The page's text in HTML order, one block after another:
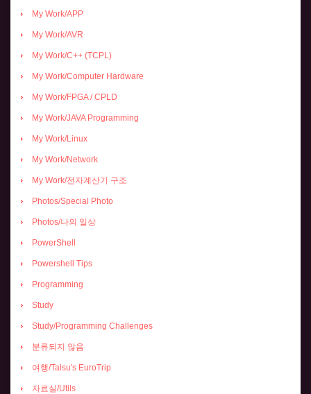
My Work/APP
My Work/AVR
My Work/C++ (TCPL)
My Work/Computer Hardware
My Work/FPGA / CPLD
My Work/JAVA Programming
My Work/Linux
My Work/Network
My Work/전자계산기 구조
Photos/Special Photo
Photos/나의 일상
PowerShell
Powershell Tips
Programming
Study
Study/Programming Challenges
분류되지 않음
여행/Talsu's EuroTrip
자료실/Utils